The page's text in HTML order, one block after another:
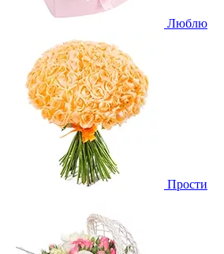
Люблю
Прости